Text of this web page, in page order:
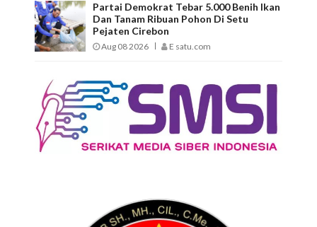
Partai Demokrat Tebar 5.000 Benih Ikan
Dan Tanam Ribuan Pohon Di Setu
Pejaten Cirebon
Aug 08 2026 E satu.com